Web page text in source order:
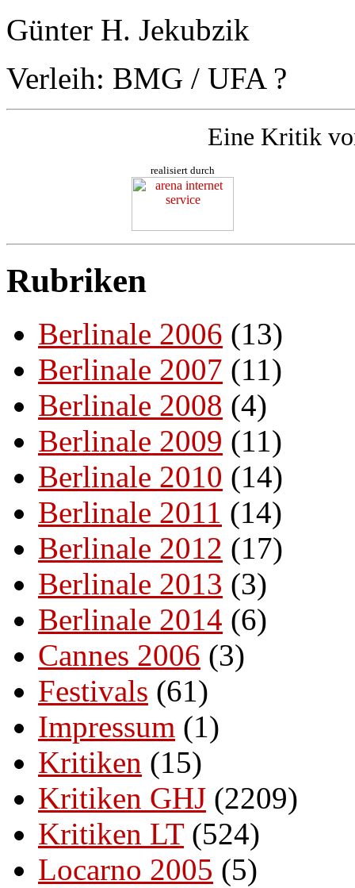
Günter H. Jekubzik
Verleih: BMG / UFA ?
Eine Kritik
realisiert durch
Rubriken
Berlinale 2006 (13)
Berlinale 2007 (11)
Berlinale 2008 (4)
Berlinale 2009 (11)
Berlinale 2010 (14)
Berlinale 2011 (14)
Berlinale 2012 (17)
Berlinale 2013 (3)
Berlinale 2014 (6)
Cannes 2006 (3)
Festivals (61)
Impressum (1)
Kritiken (15)
Kritiken GHJ (2209)
Kritiken LT(524)
Locarno 2005 (5)